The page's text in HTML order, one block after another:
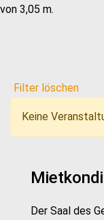
von 3,05 m.
Filter löschen
Keine
Der Saal des